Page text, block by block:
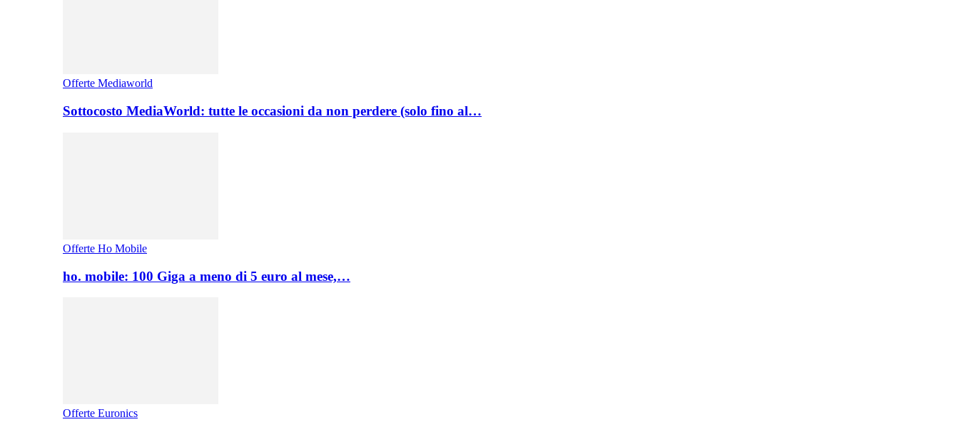
Offerte Mediaworld
Sottocosto MediaWorld: tutte le occasioni da non perdere (solo fino al…
Offerte Ho Mobile
ho. mobile: 100 Giga a meno di 5 euro al mese,…
Offerte Euronics